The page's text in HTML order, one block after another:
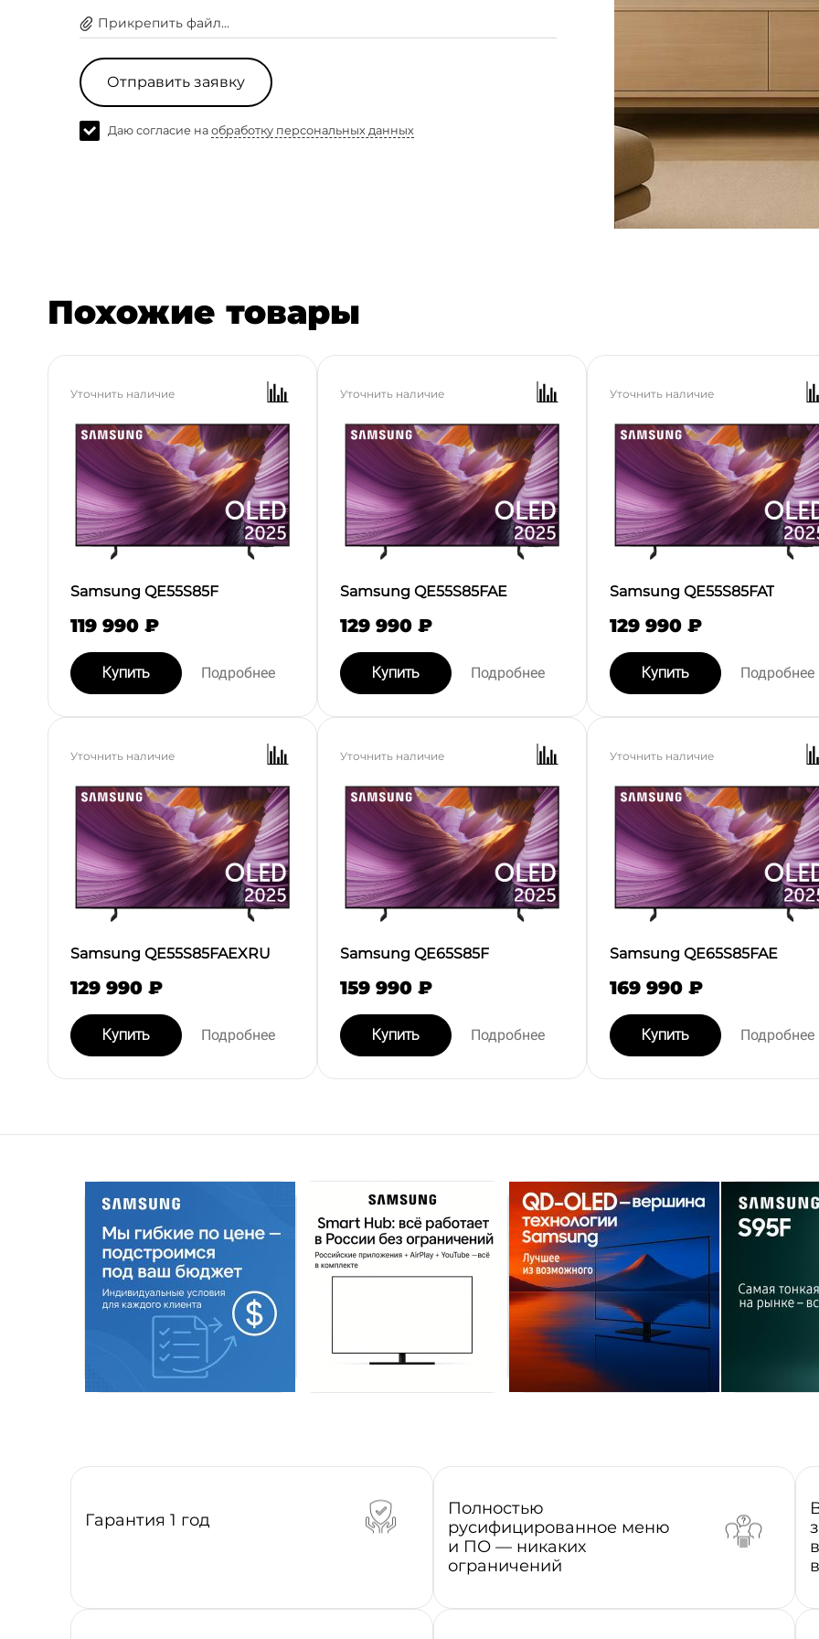
Даю согласие на обработку персональных данных
Прикрепить файл...
Отправить заявку
Даю согласие на обработку персональных данных
Похожие товары
Уточнить наличие
Samsung QE55S85F
119 990 ₽
Купить Подробнее
Уточнить наличие
Samsung QE55S85FAE
129 990 ₽
Купить Подробнее
Уточнить наличие
Samsung QE55S85FAT
129 990 ₽
Купить Подробнее
Уточнить наличие
Samsung QE55S85FAEXRU
129 990 ₽
Купить Подробнее
Уточнить наличие
Samsung QE65S85F
159 990 ₽
Купить Подробнее
Уточнить наличие
Samsung QE65S85FAE
169 990 ₽
Купить Подробнее
Гарантия 1 год
Полностью
русифицированное меню
и ПО — никаких
ограничений